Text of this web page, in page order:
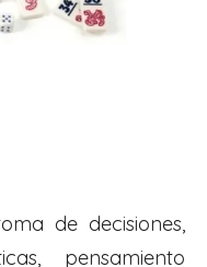
de decisiones,
pensamiento